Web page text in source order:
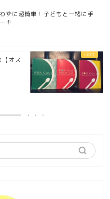
ずに超簡単！子どもと一緒に手
キ
【オス